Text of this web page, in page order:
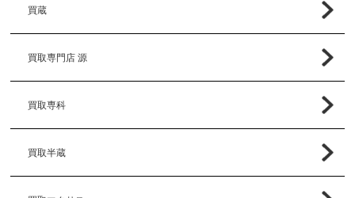
買蔵
買取専門店 源
買取専科
買取半蔵